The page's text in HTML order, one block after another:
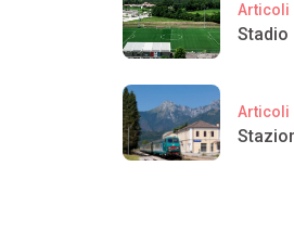
Articoli
Stadio
Articoli